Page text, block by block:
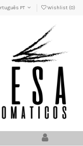
PT Wishlist (0)